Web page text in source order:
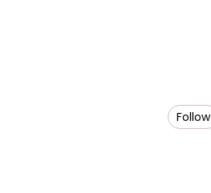
Follow